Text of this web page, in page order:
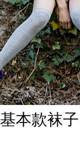
基本款袜子